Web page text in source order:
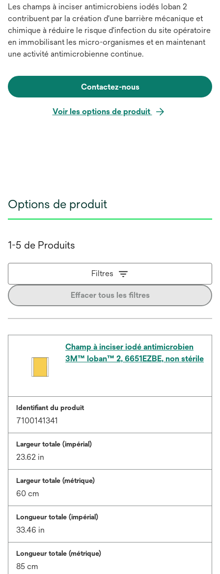
Les champs à inciser antimicrobiens iodés Ioban 2
contribuent par la création d'une barrière mécanique et
chimique à réduire le risque d'infection du site opératoire
en immobilisant les micro-organismes et en maintenant
une activité antimicrobienne continue.
Contactez-nous
Voir les options de produit
Options de produit
1-5 de Produits
Filtres
Effacer tous les filtres
Champ à inciser iodé antimicrobien
3M™ Ioban™ 2, 6651EZBE, non stérile
Identifiant du produit
7100141341
Largeur totale (impérial)
23.62 in
Largeur totale (métrique)
60 cm
Longueur totale (impérial)
33.46 in
Longueur totale (métrique)
85 cm